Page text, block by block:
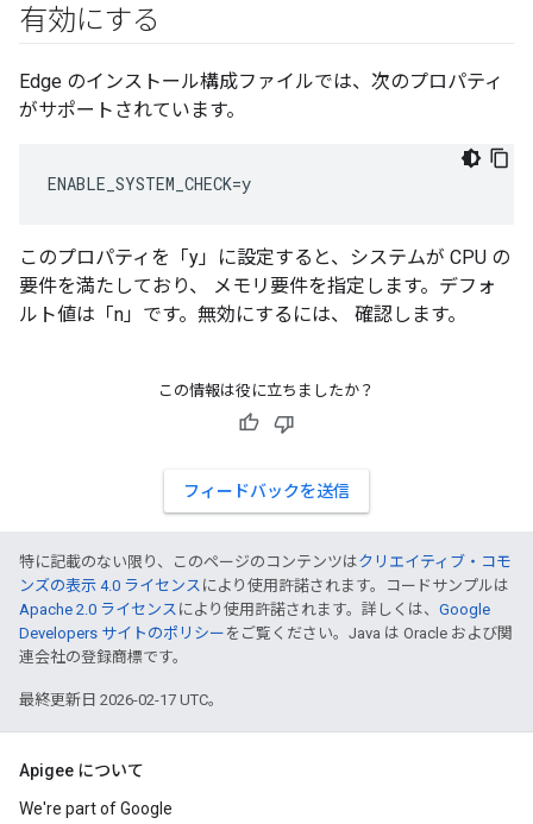
有効にする
Edge のインストール構成ファイルでは、次のプロパティ
がサポートされています。
ENABLE_SYSTEM_CHECK=y
このプロパティを「y」に設定すると、システムが CPU の
要件を満たしており、 メモリ要件を指定します。デフォ
ルト値は「n」です。無効にするには、 確認します。
この情報は役に立ちましたか？
フィードバックを送信
特に記載のない限り、このページのコンテンツはクリエイティブ・コモ
ンズの表示 4.0 ライセンス により使用許諾されます。コードサンプルは
Apache 2.0 ライセンス により使用許諾されます。詳しくは、 Google
Developers サイトのポリシー をご覧ください。Java は Oracle および関
連会社の登録商標です。
最終更新日 2026-02-17 UTC。
Apigee について
We're part of Google